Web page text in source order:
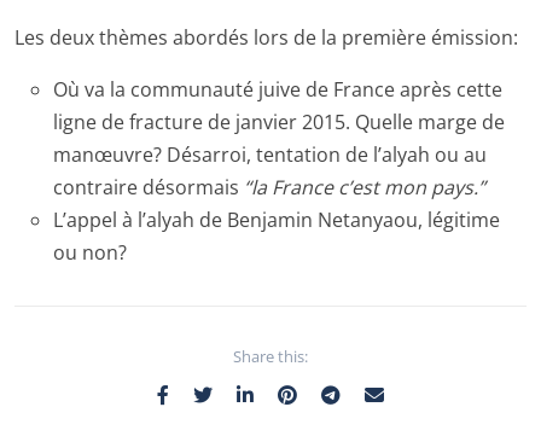
Les deux thèmes abordés lors de la première émission:
Où va la communauté juive de France après cette
ligne de fracture de janvier 2015. Quelle marge de
manœuvre? Désarroi, tentation de l’alyah ou au
contraire désormais “la France c’est mon pays.”
L’appel à l’alyah de Benjamin Netanyaou, légitime
ou non?
Share this: